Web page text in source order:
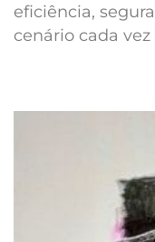
eficiência,
cenário cada